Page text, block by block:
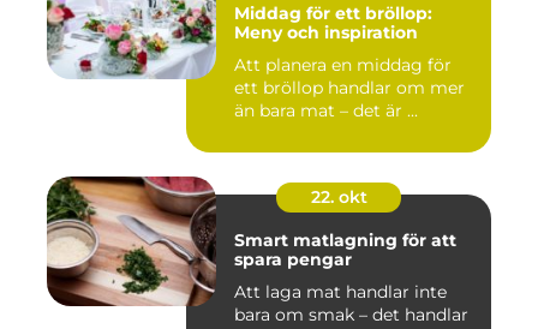
Middag för ett bröllop:
Meny och inspiration
Att planera en middag för
ett bröllop handlar om mer
än bara mat – det är ...
22. okt
Smart matlagning för att
spara pengar
Att laga mat handlar inte
bara om smak – det handlar